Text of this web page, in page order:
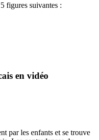
figures suivantes :
en vidéo
par les enfants et se trouve